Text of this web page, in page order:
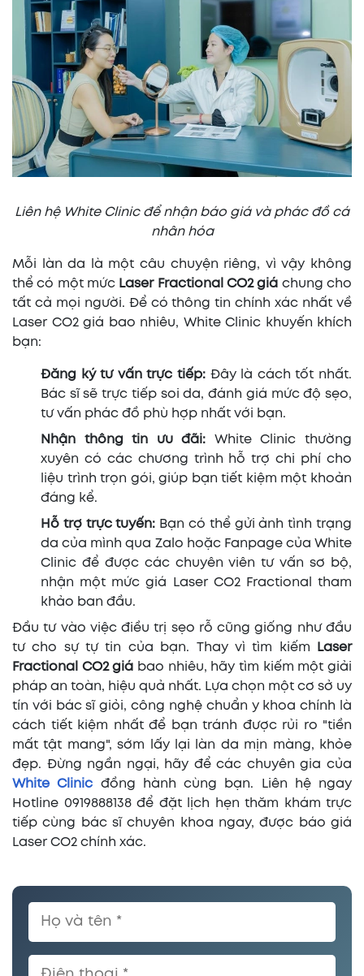
Liên hệ White Clinic để nhận báo giá và phác đồ cá
nhân hóa
Mỗi làn da là một câu chuyện riêng, vì vậy không
thể có một mức Laser Fractional CO2 giá chung cho
tất cả mọi người. Để có thông tin chính xác nhất về
Laser CO2 giá bao nhiêu, White Clinic khuyến khích
bạn:
Đăng ký tư vấn trực tiếp: Đây là cách tốt nhất.
Bác sĩ sẽ trực tiếp soi da, đánh giá mức độ sẹo,
tư vấn phác đồ phù hợp nhất với bạn.
Nhận thông tin ưu đãi: White Clinic thường
xuyên có các chương trình hỗ trợ chi phí cho
liệu trình trọn gói, giúp bạn tiết kiệm một khoản
đáng kể.
Hỗ trợ trực tuyến: Bạn có thể gửi ảnh tình trạng
da của mình qua Zalo hoặc Fanpage của White
Clinic để được các chuyên viên tư vấn sơ bộ,
nhận một mức giá Laser CO2 Fractional tham
khảo ban đầu.
Đầu tư vào việc điều trị sẹo rỗ cũng giống như đầu
tư cho sự tự tin của bạn. Thay vì tìm kiếm
Laser
Fractional CO2 giá bao nhiêu, hãy tìm kiếm một giải
pháp an toàn, hiệu quả nhất. Lựa chọn một cơ sở uy
tín với bác sĩ giỏi, công nghệ chuẩn y khoa chính là
cách tiết kiệm nhất để bạn tránh được rủi ro "tiền
mất tật mang", sớm lấy lại làn da mịn màng, khỏe
đẹp. Đừng ngần ngại, hãy để các chuyên gia của
White Clinic đồng hành cùng bạn. Liên hệ ngay
Hotline 0919888138 để đặt lịch hẹn thăm khám trực
tiếp cùng bác sĩ chuyên khoa ngay, được báo giá
Laser CO2 chính xác.